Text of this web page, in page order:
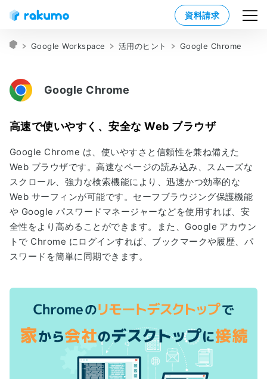
資料請求
Google Workspace 活用のヒント Google Chrome
Google Chrome
高速で使いやすく、安全な Web ブラウザ
Google Chrome は、使いやすさと信頼性を兼ね備えた
Web ブラウザです。高速なページの読み込み、スムーズな
スクロール、強力な検索機能により、迅速かつ効率的な
Web サーフィンが可能です。セーフブラウジング保護機能
や Google パスワードマネージャーなどを使用すれば、安
全性をより高めることができます。また、Google アカウン
トで Chrome にログインすれば、ブックマークや履歴、パ
スワードを簡単に同期できます。